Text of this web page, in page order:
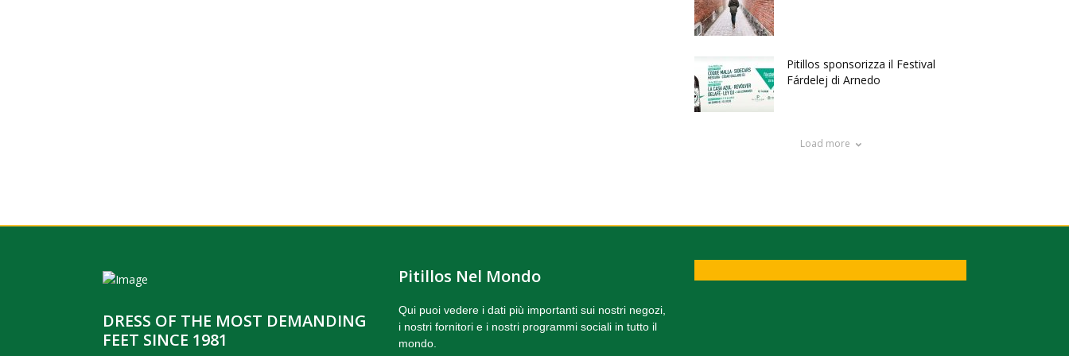
Pitillos sponsorizza il Festival
Fárdelej di Arnedo
Load more
DRESS OF THE MOST DEMANDING
FEET SINCE 1981
Pitillos Nel Mondo
Qui puoi vedere i dati più importanti sui nostri negozi,
i nostri fornitori e i nostri programmi sociali in tutto il
mondo.